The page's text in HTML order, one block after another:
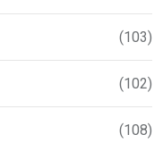
(103)
(102)
(108)